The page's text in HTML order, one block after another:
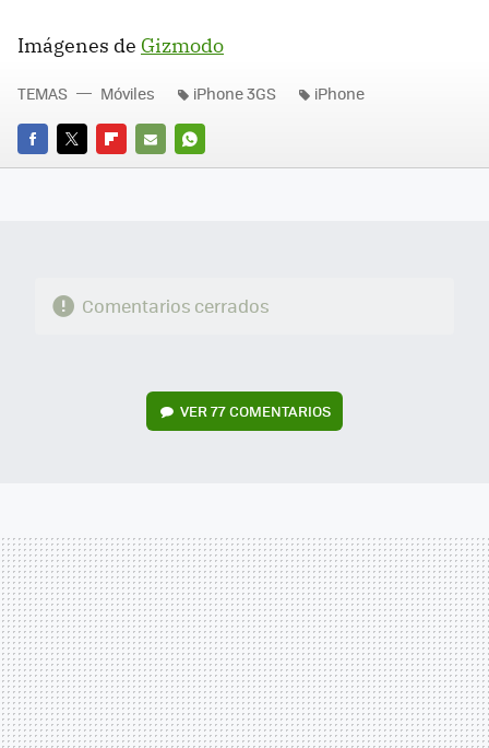
Imágenes de Gizmodo
FACEBOOK
TWITTERFLIPBOARD
E-
WHATSAPP
TEMAS Móviles iPhone 3GS iPhone
Comentarios cerrados
VER77 COMENTARIOS